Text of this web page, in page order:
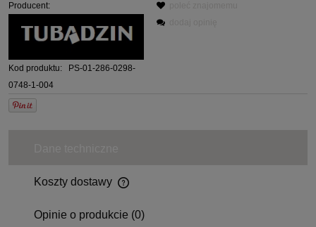
Producent:
Kod produktu:
PS-01-286-0298-
0748-1-004
Koszty dostawy
Opinie o produkcie (0)